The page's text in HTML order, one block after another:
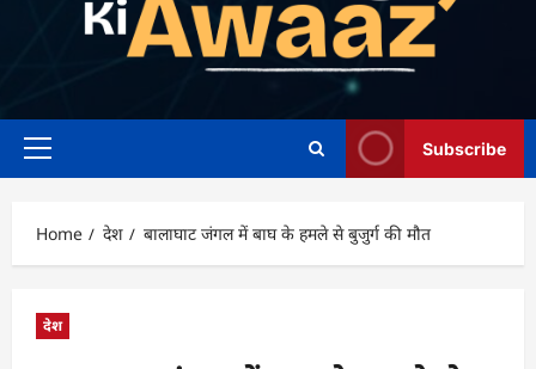
Primary
Subscribe
Home देश बालाघाट जंगल में बाघ के हमले से बुजुर्ग की मौत
देश